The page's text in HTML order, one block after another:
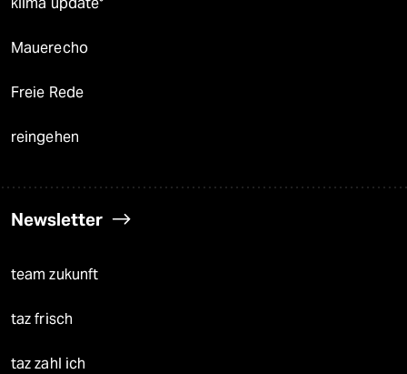
Mauerecho
Freie Rede
reingehen
Newsletter
team zukunft
taz frisch
taz zahl ich